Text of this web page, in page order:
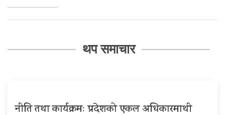
थप समाचार
नीति तथा कार्यक्रमः प्रदेशको एकल अधिकारमाथी